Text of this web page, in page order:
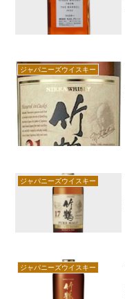
ジャパニーズウイスキー
ジャパニーズウイスキー
ジャパニーズウイスキー